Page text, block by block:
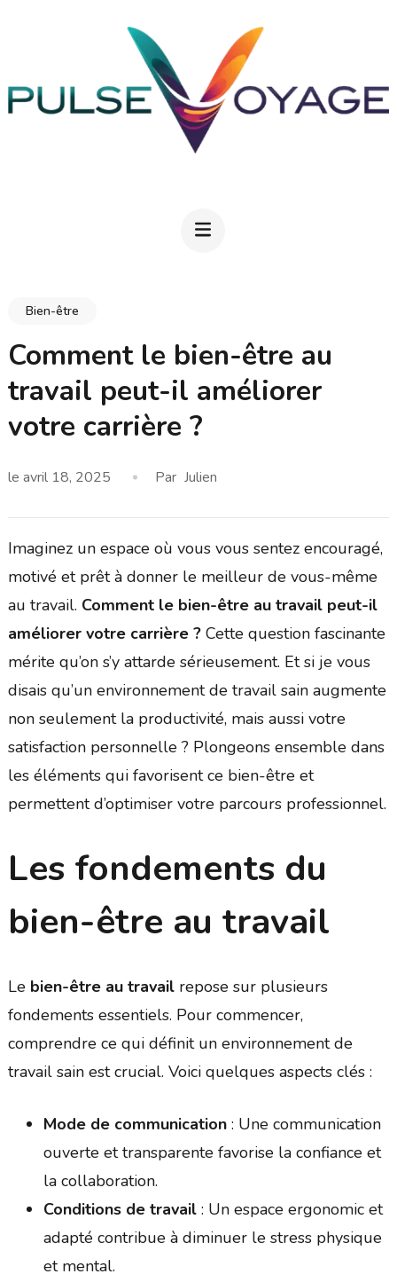
(Pressez
Bien-être
Comment le bien-être au
travail peut-il améliorer
votre carrière ?
le avril 18, 2025 Par Julien
Imaginez un espace où vous vous sentez encouragé,
motivé et prêt à donner le meilleur de vous-même
au travail. Comment le bien-être au travail peut-il
améliorer votre carrière ?Cette question fascinante
mérite qu’on s’y attarde sérieusement. Et si je vous
disais qu’un environnement de travail sain augmente
non seulement la productivité, mais aussi votre
satisfaction personnelle ? Plongeons ensemble dans
les éléments qui favorisent ce bien-être et
permettent d’optimiser votre parcours professionnel.
Les fondements du
bien-être au travail
Le bien-être au travailrepose sur plusieurs
fondements essentiels. Pour commencer,
comprendre ce qui définit un environnement de
travail sain est crucial. Voici quelques aspects clés :
Mode de communication: Une communication
ouverte et transparente favorise la confiance et
la collaboration.
Conditions de travail: Un espace ergonomic et
adapté contribue à diminuer le stress physique
et mental.